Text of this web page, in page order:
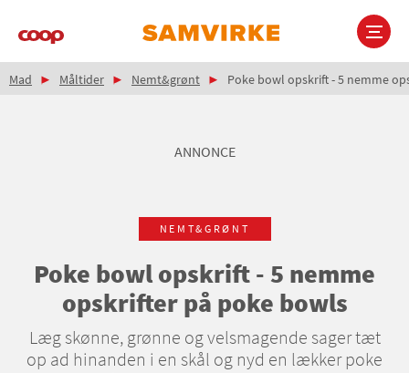
Main
Brødkrumme
Mad Måltider Nemt&grønt Poke bowl opskrift - 5 nemme
ANNONCE
NEMT&GRØNT
Poke bowl opskrift - 5 nemme
opskrifter på poke bowls
Læg skønne, grønne og velsmagende sager tæt
op ad hinanden i en skål og nyd en lækker poke